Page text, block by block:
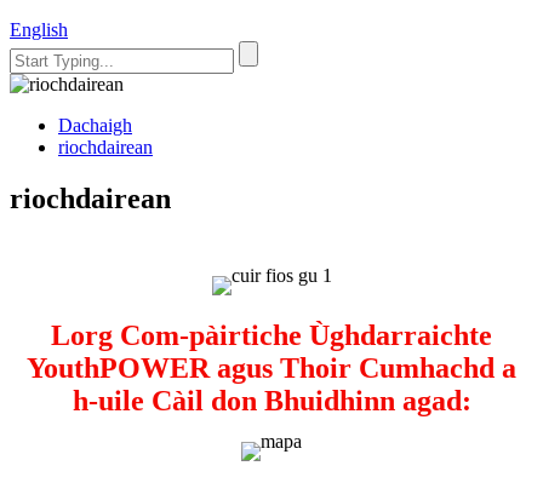
English
Dachaigh
riochdairean
riochdairean
Lorg Com-pàirtiche Ùghdarraichte
YouthPOWER agus Thoir Cumhachd a
h-uile Càil don Bhuidhinn agad: